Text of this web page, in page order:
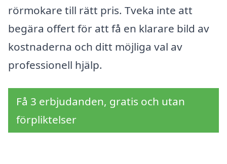
rörmokare till rätt pris. Tveka inte att
begära offert för att få en klarare bild av
kostnaderna och ditt möjliga val av
professionell hjälp.
Få 3 erbjudanden, gratis och utan
förpliktelser